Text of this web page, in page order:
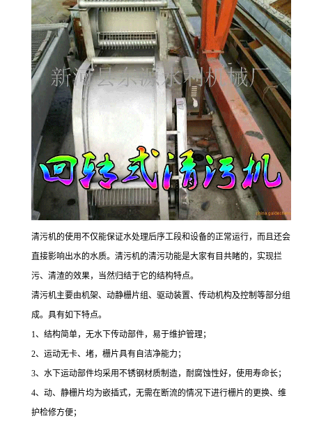
清污机的使用不仅能保证水处理后序工段和设备的正常运行，而且还会
直接影响出水的水质。清污机的清污功能是大家有目共睹的，实现拦
污、清渣的效果，当然归结于它的结构特点。
清污机主要由机架、动静栅片组、驱动装置、传动机构及控制等部分组
成。具有如下特点。
1、结构简单，无水下传动部件，易于维护管理；
2、运动无卡、堵，栅片具有自洁净能力；
3、水下运动部件均采用不锈钢材质制造，耐腐蚀性好，使用寿命长；
4、动、静栅片均为嵌插式，无需在断流的情况下进行栅片的更换、维
护检修方便；